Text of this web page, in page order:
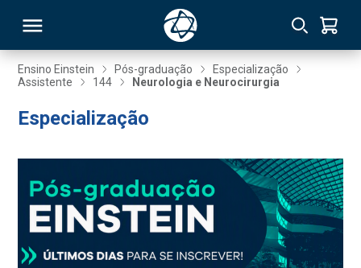
Ensino Einstein Pós-graduação
Especialização
Assistente
144 Neurologia e Neurocirurgia
Especialização